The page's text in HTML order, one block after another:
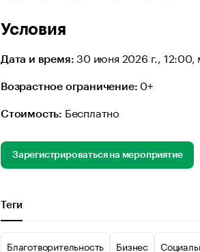
Условия
Дата и время: 30 июня 2026 г., 12:00,
Возрастное ограничение: 0+
Стоимость: Бесплатно
Зарегистрироваться на мероприятие
Теги
Благотворительность Бизнес